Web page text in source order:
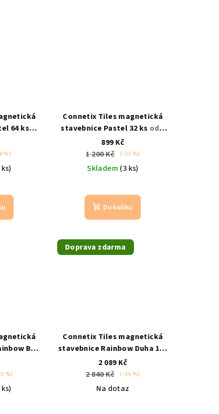
64 ks
%)
Connetix Tiles magnetická
stavebnice Pastel 32 ks od 3
let / kompatibilní s Magna
Tiles
899 Kč
1 200 Kč
(–25 %)
Skladem (3 ks)
Do košíku
Ball
let /
TILES
%)
Doprava zdarma
Connetix Tiles magnetická
stavebnice Rainbow Duha 102
kompatibilní s Magna-
Tiles / od 3 let
2 089 Kč
2 840 Kč
(–26 %)
Na dotaz